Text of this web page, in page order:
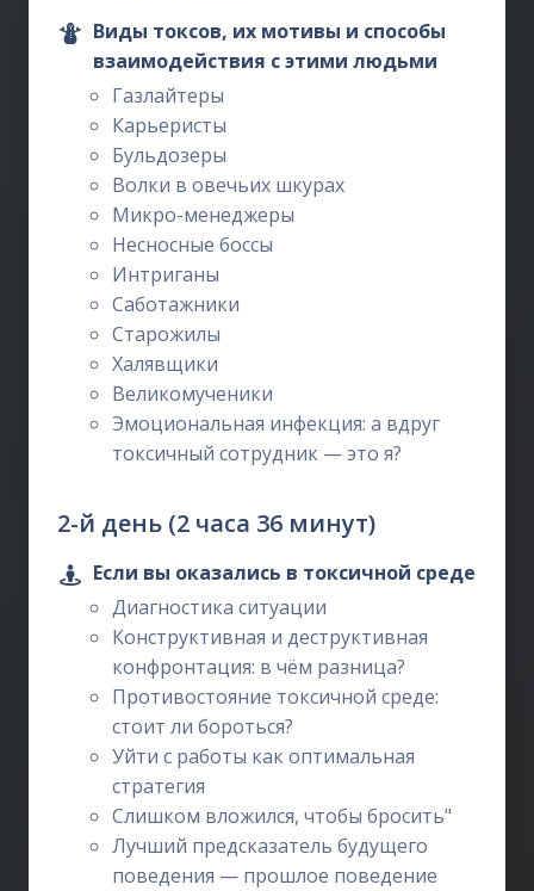
Виды токсов, их мотивы и способы
взаимодействия с этими людьми
Газлайтеры
Карьеристы
Бульдозеры
Волки в овечьих шкурах
Микро-менеджеры
Несносные боссы
Интриганы
Саботажники
Старожилы
Халявщики
Великомученики
Эмоциональная инфекция: а вдруг
токсичный сотрудник — это я?
2-й день (2 часа 36 минут)
Если вы оказались в токсичной среде
Диагностика ситуации
Конструктивная и деструктивная
конфронтация: в чём разница?
Противостояние токсичной среде:
стоит ли бороться?
Уйти с работы как оптимальная
стратегия
Слишком вложился, чтобы бросить"
Лучший предсказатель будущего
поведения — прошлое поведение